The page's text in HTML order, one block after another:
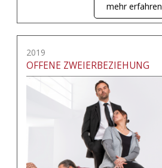
mehr erfahren
2019
OFFENE ZWEIERBEZIEHUNG